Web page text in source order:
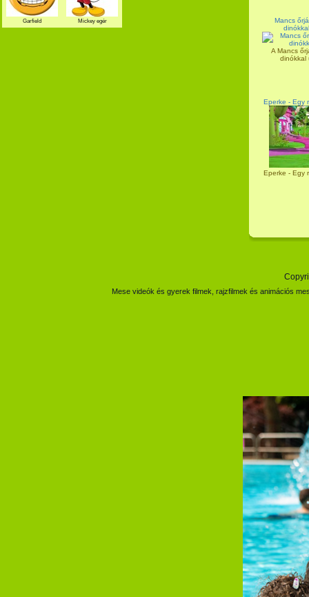
Mancs
A Mancs
dinókkal
Eperke - Egy
Eperke - Egy
Garfield Mickey egér
Mese videók és gyerek filmek, rajzfilmek és animációs